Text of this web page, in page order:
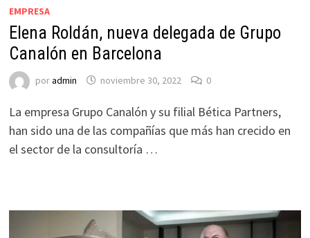
EMPRESA
Elena Roldán, nueva delegada de Grupo
Canalón en Barcelona
poradmin noviembre 30, 2022 0
La empresa Grupo Canalón y su filial Bética Partners,
han sido una de las compañías que más han crecido en
el sector de la consultoría …